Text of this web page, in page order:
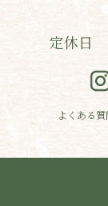
定休日
よくある質